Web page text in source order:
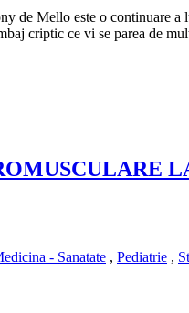
de Mello este o continuare
criptic ce vi se parea de
- Sanatate , Pediatrie ,